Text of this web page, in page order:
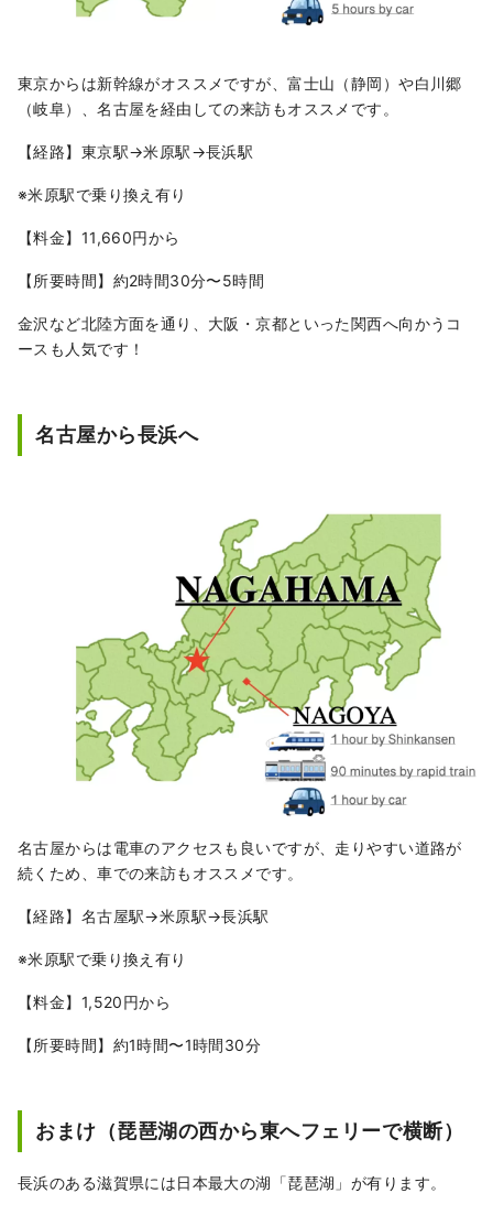
東京からは新幹線がオススメですが、富士山（静岡）や白川郷
（岐阜）、名古屋を経由しての来訪もオススメです。
【経路】東京駅→米原駅→長浜駅
※米原駅で乗り換え有り
【料金】11,660円から
【所要時間】約2時間30分〜5時間
金沢など北陸方面を通り、大阪・京都といった関西へ向かうコ
ースも人気です！
名古屋から長浜へ
名古屋からは電車のアクセスも良いですが、走りやすい道路が
続くため、車での来訪もオススメです。
【経路】名古屋駅→米原駅→長浜駅
※米原駅で乗り換え有り
【料金】1,520円から
【所要時間】約1時間〜1時間30分
おまけ（琵琶湖の西から東へフェリーで横断）
長浜のある滋賀県には日本最大の湖「琵琶湖」が有ります。